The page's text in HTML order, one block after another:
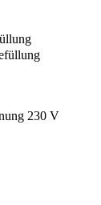
230 V